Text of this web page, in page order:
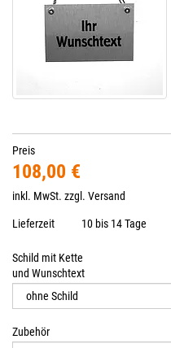
Preis
108,00 €
inkl. MwSt. zzgl. Versand
Lieferzeit 10 bis 14 Tage
Schild mit Kette
und Wunschtext
Zubehör